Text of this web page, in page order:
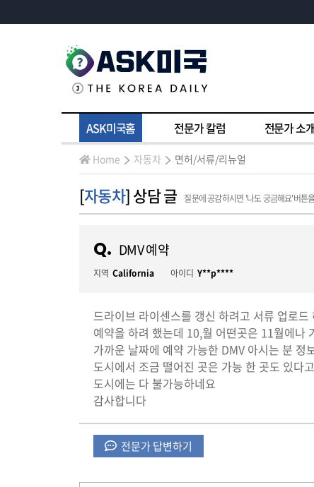
ASK미국홈 전문가 칼럼 전문가 소개
Home 자동차 면허/서류/리뉴얼
[자동차] 상담 글 질문에 공감하시면 '나도 궁금해요'버튼
Q. DMV 예약
지역 California 아이디 Y**p****
드라이브 라이센스를 갱신 하려고 서류 업로드
예약을 하려 했는데 10,월 어떤곳은 11월에나
가까운 날짜에 예약 가능한 DMV 아시는 분 정
도시에서 조금 떨어진 곳은 가능 한 곳도 있다
도시에는 다 불가능하네요
감사합니다
전문가 답변하기